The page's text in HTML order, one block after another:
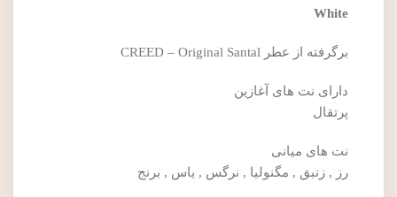
White
برگرفته از عطر CREED – Original Santal
دارای نت های آغازین
پرتقال
نت های میانی
رز , زنبق , مگنولیا , نرگس , یاس , برنج